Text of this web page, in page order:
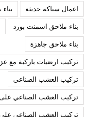
اعمال سباكة حديثة
بناء ملاحق اسمنت بورد
بناء ملاحق جاهزة
تركيب ارضيات باركية مع
تركيب العشب الصناعي
تركيب العشب الصناعي
تركيب العشب الصناعي على